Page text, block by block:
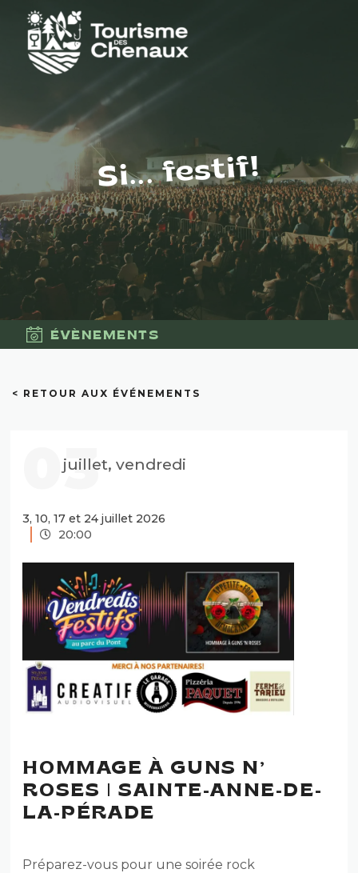
Si... festif!
ÉVÈNEMENTS
< RETOUR AUX ÉVÉNEMENTS
03
juillet, vendredi
3, 10, 17 et 24 juillet 2026
20:00
HOMMAGE À GUNS N’
ROSES | SAINTE-ANNE-DE-
LA-PÉRADE
Préparez-vous pour une soirée rock